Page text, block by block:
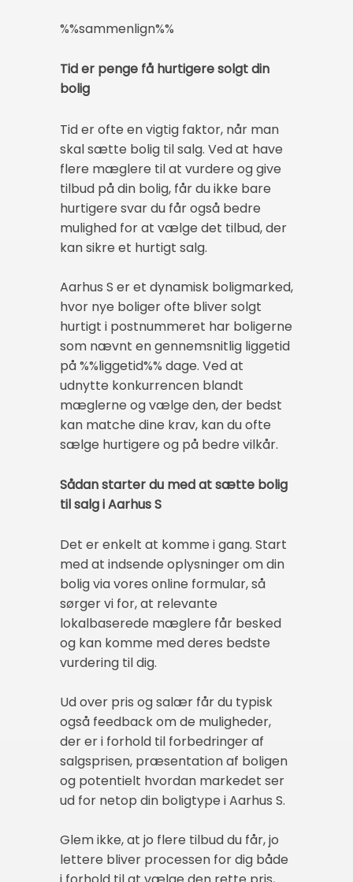
%%sammenlign%%
Tid er penge få hurtigere solgt din
bolig
Tid er ofte en vigtig faktor, når man
skal sætte bolig til salg. Ved at have
flere mæglere til at vurdere og give
tilbud på din bolig, får du ikke bare
hurtigere svar du får også bedre
mulighed for at vælge det tilbud, der
kan sikre et hurtigt salg.
Aarhus S er et dynamisk boligmarked,
hvor nye boliger ofte bliver solgt
hurtigt i postnummeret har boligerne
som nævnt en gennemsnitlig liggetid
på %%liggetid%% dage. Ved at
udnytte konkurrencen blandt
mæglerne og vælge den, der bedst
kan matche dine krav, kan du ofte
sælge hurtigere og på bedre vilkår.
Sådan starter du med at sætte bolig
til salg i Aarhus S
Det er enkelt at komme i gang. Start
med at indsende oplysninger om din
bolig via vores online formular, så
sørger vi for, at relevante
lokalbaserede mæglere får besked
og kan komme med deres bedste
vurdering til dig.
Ud over pris og salær får du typisk
også feedback om de muligheder,
der er i forhold til forbedringer af
salgsprisen, præsentation af boligen
og potentielt hvordan markedet ser
ud for netop din boligtype i Aarhus S.
Glem ikke, at jo flere tilbud du får, jo
lettere bliver processen for dig både